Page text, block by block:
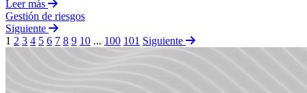
Leer más
Gestión de riesgos
Siguiente
1 2 3 4 5 6 7 8 9 10 ... 100 101 Siguiente